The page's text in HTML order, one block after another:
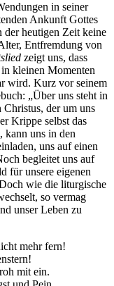
in seiner
Ankunft Gottes
der heutigen Zeit keine
Entfremdung von
zeigt uns, dass
kleinen Momenten
wird. Kurz vor seinem
„Über uns steht in
Christus, der um uns
Krippe selbst das
kann uns in den
uns auf einen
begleitet uns auf
für unsere eigenen
wie die liturgische
so vermag
unser Leben zu
mehr fern!
mit ein.